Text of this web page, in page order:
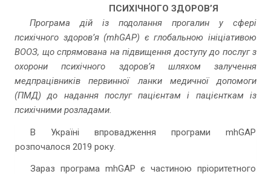
ПСИХІЧНОГО ЗДОРОВ’Я
Програма дій із подолання прогалин у сфері
психічного здоров’я (mhGAP) є глобальною ініціативою
ВООЗ, що спрямована на підвищення доступу до послуг з
охорони психічного здоров’я шляхом залучення
медпрацівників первинної ланки медичної допомоги
(ПМД) до надання послуг пацієнтам і пацієнткам із
психічними розладами.
В Україні впровадження програми mhGAP
розпочалося 2019 року.
Зараз програма mhGAP є частиною пріоритетного